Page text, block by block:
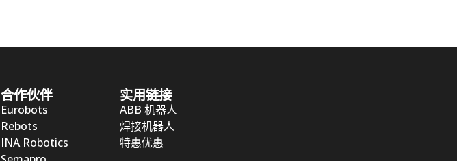
合作伙伴
Eurobots
Rebots
INA Robotics
实用链接
ABB 机器人
焊接机器人
特惠优惠